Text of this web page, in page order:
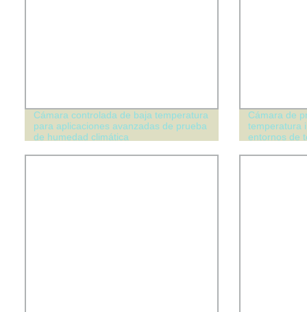
Cámara controlada de baja temperatura
para aplicaciones avanzadas de prueba
de humedad climática
Cámara de
temperatura
entornos de